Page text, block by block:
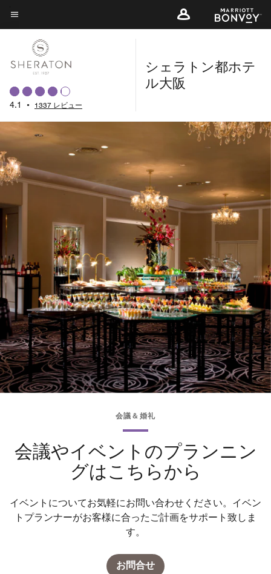
Skip
to
content
メニューのテキスト
4.1 • 1337 レビュー
シェラトン都ホテ
ル大阪
会議＆婚礼
会議やイベントのプランニン
グはこちらから
イベントについてお気軽にお問い合わせください。イベン
トプランナーがお客様に合ったご計画をサポート致しま
す。
お問合せ